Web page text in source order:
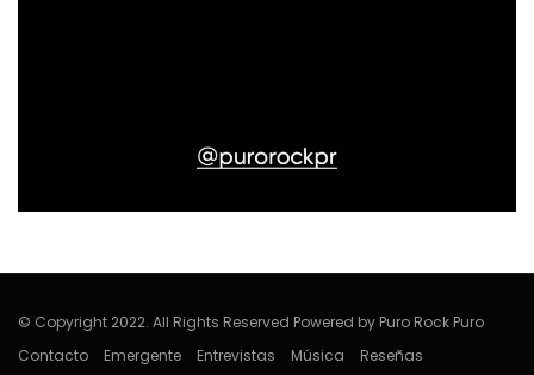
© Copyright 2022. All Rights Reserved Powered by Puro Rock Puro
Contacto
Emergente Entrevistas Música Reseñas